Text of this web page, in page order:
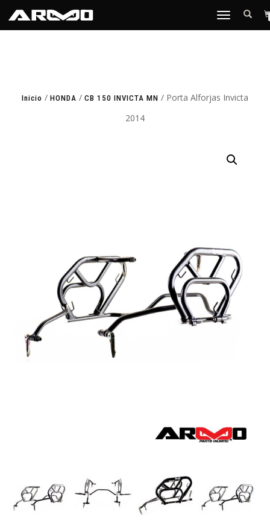
TOGGLE
Inicio / HONDA / CB 150 INVICTA MN / Porta Alforjas Invicta
2014